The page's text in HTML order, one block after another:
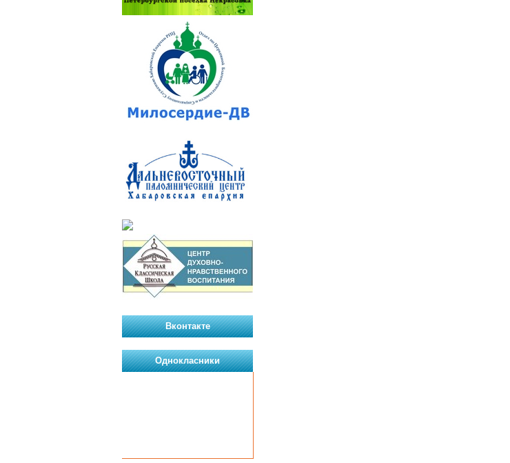
Вконтакте
Однокласники